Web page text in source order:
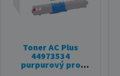
Toner AC Plus
44973534
purpurový pro